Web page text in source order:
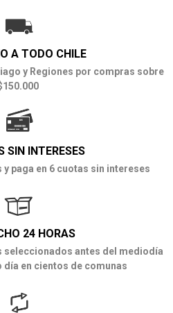
A TODO CHILE
y Regiones por compras sobre
SIN INTERESES
y paga en 6 cuotas sin intereses
24 HORAS
seleccionados antes del mediodía
día en cientos de comunas